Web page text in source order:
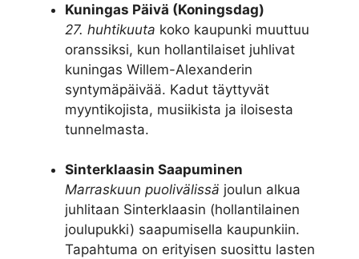
Kuningas Päivä (Koningsdag)
27. huhtikuuta koko kaupunki muuttuu
oranssiksi, kun hollantilaiset juhlivat
kuningas Willem-Alexanderin
syntymäpäivää. Kadut täyttyvät
myyntikojista, musiikista ja iloisesta
tunnelmasta.
Sinterklaasin Saapuminen
Marraskuun puolivälissä joulun alkua
juhlitaan Sinterklaasin (hollantilainen
joulupukki) saapumisella kaupunkiin.
Tapahtuma on erityisen suosittu lasten